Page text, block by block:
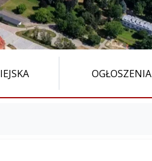
OGŁOSZENIA